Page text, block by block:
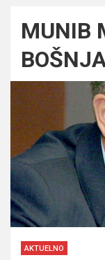
MUNIB
AKTUELNO